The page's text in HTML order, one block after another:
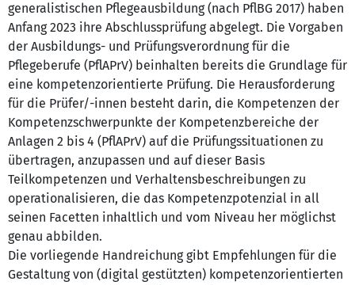
generalistischen Pflegeausbildung (nach PflBG 2017) haben
Anfang 2023 ihre Abschlussprüfung abgelegt. Die Vorgaben
der Ausbildungs- und Prüfungsverordnung für die
Pflegeberufe (PflAPrV) beinhalten bereits die Grundlage für
eine kompetenzorientierte Prüfung. Die Herausforderung
für die Prüfer/-innen besteht darin, die Kompetenzen der
Kompetenzschwerpunkte der Kompetenzbereiche der
Anlagen 2 bis 4 (PflAPrV) auf die Prüfungssituationen zu
übertragen, anzupassen und auf dieser Basis
Teilkompetenzen und Verhaltensbeschreibungen zu
operationalisieren, die das Kompetenzpotenzial in all
seinen Facetten inhaltlich und vom Niveau her möglichst
genau abbilden.
Die vorliegende Handreichung gibt Empfehlungen für die
Gestaltung von (digital gestützten) kompetenzorientierten